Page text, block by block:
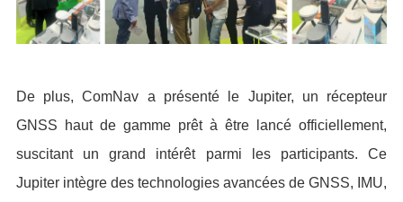
De plus, ComNav a présenté le Jupiter, un récepteur
GNSS haut de gamme prêt à être lancé officiellement,
suscitant un grand intérêt parmi les participants. Ce
Jupiter intègre des technologies avancées de GNSS, IMU,